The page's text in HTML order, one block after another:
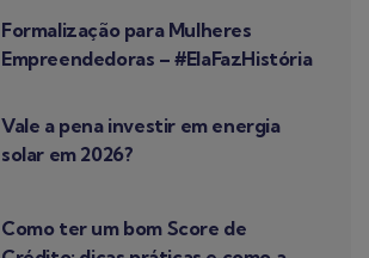
Formalização para Mulheres
Empreendedoras – #ElaFazHistória
Vale a pena investir em energia
solar em 2026?
Como ter um bom Score de